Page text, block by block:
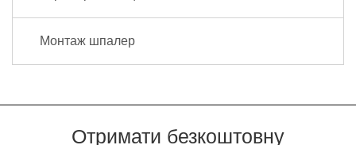
Монтаж шпалер
Отримати безкоштовну